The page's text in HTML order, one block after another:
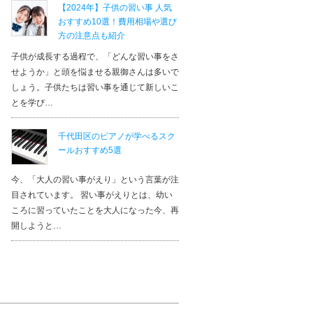
【2024年】子供の習い事 人気
おすすめ10選！費用相場や選び
方の注意点も紹介
子供が成長する過程で、「どんな習い事をさ
せようか」と頭を悩ませる親御さんは多いで
しょう。子供たちは習い事を通じて新しいこ
とを学び…
千代田区のピアノが学べるスク
ールおすすめ5選
今、「大人の習い事がえり」という言葉が注
目されています。 習い事がえりとは、幼い
ころに習っていたことを大人になった今、再
開しようと…